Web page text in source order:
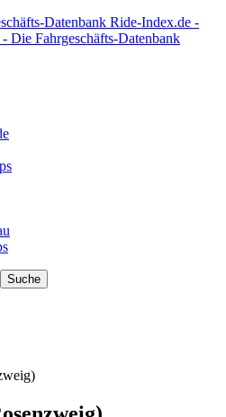
Ride-Index.de -
Die Fahrgeschäfts-Datenbank